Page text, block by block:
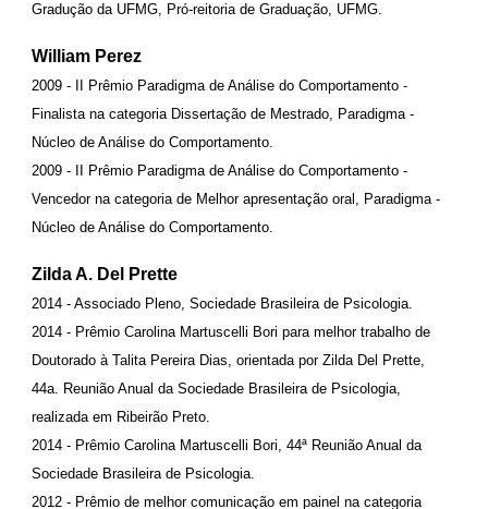
Gradução da UFMG, Pró-reitoria de Graduação, UFMG.
William Perez
2009 - II Prêmio Paradigma de Análise do Comportamento -
Finalista na categoria Dissertação de Mestrado, Paradigma -
Núcleo de Análise do Comportamento.
2009 - II Prêmio Paradigma de Análise do Comportamento -
Vencedor na categoria de Melhor apresentação oral, Paradigma -
Núcleo de Análise do Comportamento.
Zilda A. Del Prette
2014 - Associado Pleno, Sociedade Brasileira de Psicologia.
2014 - Prêmio Carolina Martuscelli Bori para melhor trabalho de
Doutorado à Talita Pereira Dias, orientada por Zilda Del Prette,
44a. Reunião Anual da Sociedade Brasileira de Psicologia,
realizada em Ribeirão Preto.
2014 - Prêmio Carolina Martuscelli Bori, 44ª Reunião Anual da
Sociedade Brasileira de Psicologia.
2012 - Prêmio de melhor comunicação em painel na categoria